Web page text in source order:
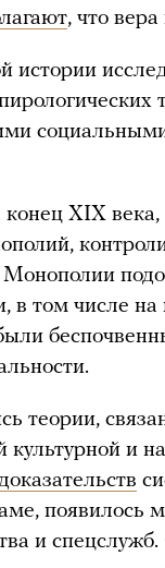
, что
истории
XIX века,
Монополии
в том числе на
теории,
культурной и
появилось
и